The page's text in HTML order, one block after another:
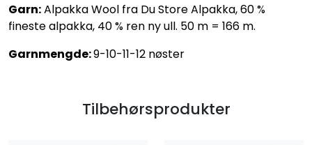
Garn:Alpakka Wool fra Du Store Alpakka, 60 %
fineste alpakka, 40 % ren ny ull. 50 m = 166 m.
Garnmengde:9-10-11-12 nøster
Tilbehørsprodukter